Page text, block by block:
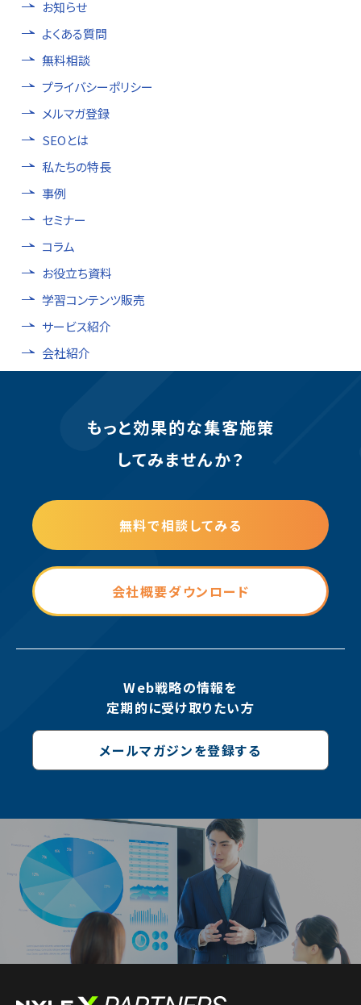
お知らせ
よくある質問
無料相談
プライバシーポリシー
メルマガ登録
SEOとは
私たちの特長
事例
セミナー
コラム
お役立ち資料
学習コンテンツ販売
サービス紹介
会社紹介
もっと効果的な集客施策
してみませんか？
無料で相談してみる
会社概要ダウンロード
Web戦略の情報を
定期的に受け取りたい方
メールマガジンを登録する